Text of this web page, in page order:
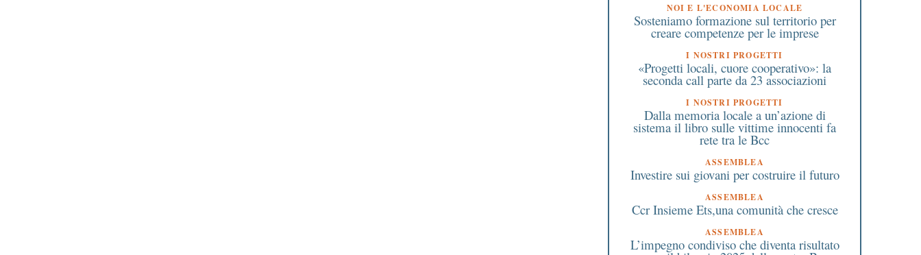
NOI E L'ECONOMIA LOCALE
Sosteniamo formazione sul territorio per
creare competenze per le imprese
I NOSTRI PROGETTI
«Progetti locali, cuore cooperativo»: la
seconda call parte da 23 associazioni
I NOSTRI PROGETTI
Dalla memoria locale a un’azione di
sistema il libro sulle vittime innocenti fa
rete tra le Bcc
ASSEMBLEA
Investire sui giovani per costruire il futuro
ASSEMBLEA
Ccr Insieme Ets,una comunità che cresce
ASSEMBLEA
L’impegno condiviso che diventa risultato